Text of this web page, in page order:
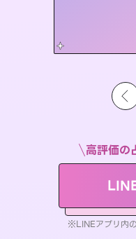
高評価の
※LINEアプリ内